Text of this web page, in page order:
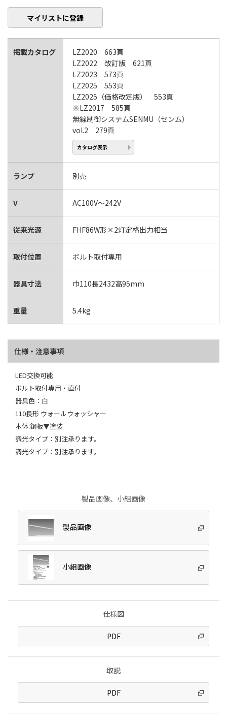
マイリストに登録
掲載カタログ
LZ2020 663頁
LZ2022 改訂版 621頁
LZ2023 573頁
LZ2025 553頁
LZ2025（価格改定版） 553頁
※LZ2017 585頁
無線制御システムSENMU（センム）
vol.2 279頁
カタログ表示
ランプ 別売
V AC100V～242V
従来光源 FHF86W形×2灯定格出力相当
取付位置 ボルト取付専用
器具寸法 巾110長2432高95mm
重量 5.4kg
仕様・注意事項
LED交換可能
ボルト取付専用・直付
器具色：白
110長形 ウォールウォッシャー
本体:鋼板▼塗装
調光タイプ：別注承ります。
調光タイプ：別注承ります。
製品画像、小組画像
製品画像
小組画像
仕様図
PDF
取説
PDF